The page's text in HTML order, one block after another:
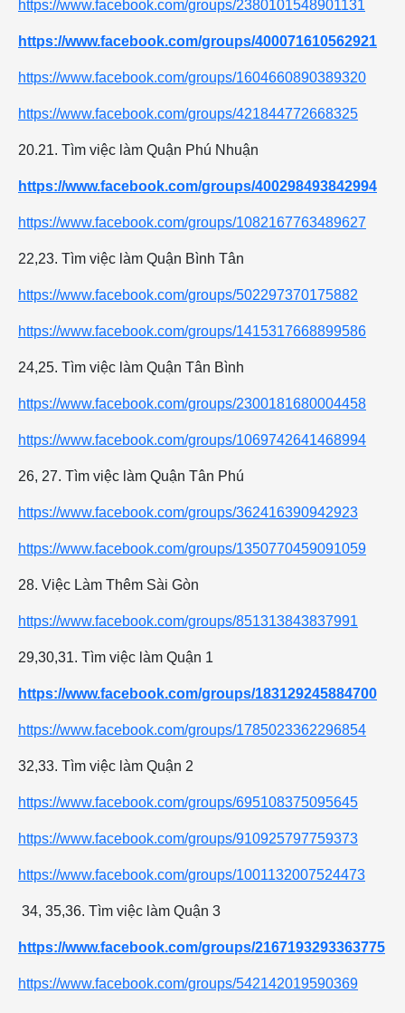
https://www.facebook.com/groups/2380101548901131
https://www.facebook.com/groups/400071610562921
https://www.facebook.com/groups/1604660890389320
https://www.facebook.com/groups/421844772668325
20.21. Tìm việc làm Quận Phú Nhuận
https://www.facebook.com/groups/400298493842994
https://www.facebook.com/groups/1082167763489627
22,23. Tìm việc làm Quận Bình Tân
https://www.facebook.com/groups/502297370175882
https://www.facebook.com/groups/1415317668899586
24,25. Tìm việc làm Quận Tân Bình
https://www.facebook.com/groups/2300181680004458
https://www.facebook.com/groups/1069742641468994
26, 27. Tìm việc làm Quận Tân Phú
https://www.facebook.com/groups/362416390942923
https://www.facebook.com/groups/1350770459091059
28. Việc Làm Thêm Sài Gòn
https://www.facebook.com/groups/851313843837991
29,30,31. Tìm việc làm Quận 1
https://www.facebook.com/groups/183129245884700
https://www.facebook.com/groups/1785023362296854
32,33. Tìm việc làm Quận 2
https://www.facebook.com/groups/695108375095645
https://www.facebook.com/groups/910925797759373
https://www.facebook.com/groups/1001132007524473
34, 35,36. Tìm việc làm Quận 3
https://www.facebook.com/groups/2167193293363775
https://www.facebook.com/groups/542142019590369